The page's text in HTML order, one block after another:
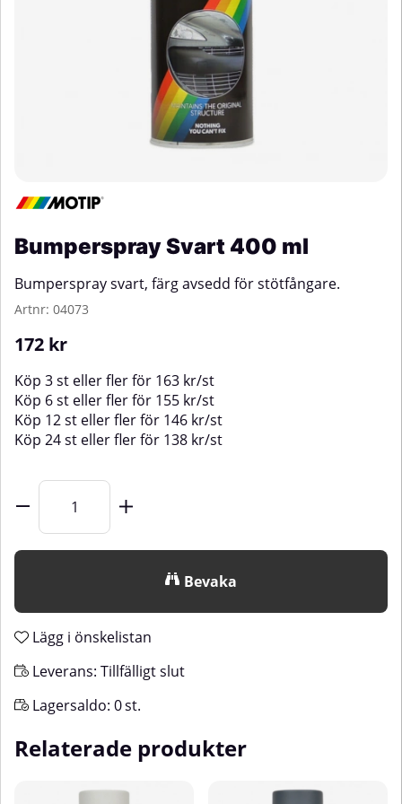
Bumperspray Svart 400 ml
Bumperspray svart, färg avsedd för stötfångare.
Artnr: 04073
172 kr
Köp 3 st eller fler för 163 kr/st
Köp 6 st eller fler för 155 kr/st
Köp 12 st eller fler för 146 kr/st
Köp 24 st eller fler för 138 kr/st
Bevaka
Lägg i önskelistan
Leverans: Tillfälligt slut
Lagersaldo: 0st.
Relaterade produkter